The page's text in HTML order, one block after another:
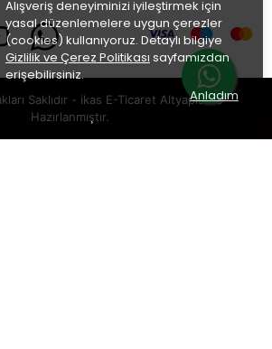
Alışveriş deneyiminizi iyileştirmek için
yasal düzenlemelere uygun çerezler
(cookies) kullanıyoruz. Detaylı bilgiye
Gizlilik ve Çerez Politikası sayfamızdan
erişebilirsiniz.
Anladım
Saklıdır - ikas E-Ticaret Altyapısı ile
Hazırlanmıştır.